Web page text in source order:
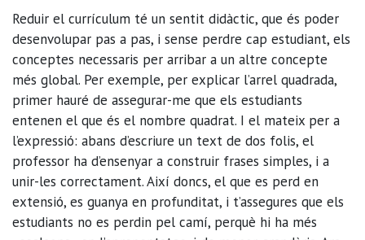
Reduir el currículum té un sentit didàctic, que és poder
desenvolupar pas a pas, i sense perdre cap estudiant, els
conceptes necessaris per arribar a un altre concepte
més global. Per exemple, per explicar l’arrel quadrada,
primer hauré de assegurar-me que els estudiants
entenen el que és el nombre quadrat. I el mateix per a
l’expressió: abans d’escriure un text de dos folis, el
professor ha d’ensenyar a construir frases simples, i a
unir-les correctament. Així doncs, el que es perd en
extensió, es guanya en profunditat, i t’assegures que els
estudiants no es perdin pel camí, perquè hi ha més